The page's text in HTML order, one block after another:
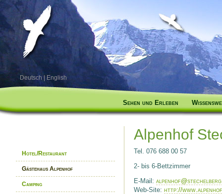
Deutsch |English
Sehen und Erleben
Hotel/Restaurant
Gästehaus Alpenhof
Camping
Alpenhof
Tel. 076 688 00 57
2- bis 6-Bettzimmer
E-Mail:
Web-Site: http://